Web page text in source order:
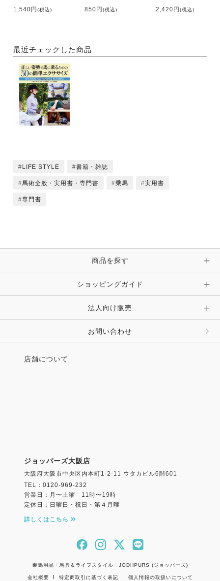
Section５ 脚／足
Ex29 鐙を平らにして、安定した基盤を手に入れる
Ex30 太ももと鞍のコンタクトを改善する
Ex31 太ももの細いライダーのコンタクトを改善する
Ex32 エクイバンドで脚の位置の問題を解決する
Ex33 つま先に手を伸ばす
Ex35 手首によるコネクション
Ex37 拳の握り方―手綱のコンタクト
Ex38 指の力を知る
Ex44 手綱の扶助の微調整
Ex46 足首のアライメント
Ex47 足首を回す
Ex48 足先の秘密を明らかにする
Ex49 足首に働きかける
Ex50 足先のバランスポイントをみつける
・出版社 緑書房
著者プロフィール
て国際的に認められ、雑誌などへの執筆活動も行い、
1,540円(税込) 850円(税込) 2,420円(税込)
最近チェックした商品
LIFE STYLE 書籍・雑誌
馬術全般・実用書・専門書 乗馬 実用書
専門書
商品を探す
ショッピングガイド
法人向け販売
お問い合わせ
店舗について
ジョッパーズ大阪店
大阪府大阪市中央区内本町1-2-11 ウタカビル6階601
TEL：0120-969-232
営業日：月〜土曜 11時〜19時
定休日：日曜日・祝日・第４月曜
詳しくはこちら
乗馬用品・馬具＆ライフスタイル JODHPURS (ジョッパーズ)
会社概要 特定商取引に基づく表記 個人情報の取扱いについて